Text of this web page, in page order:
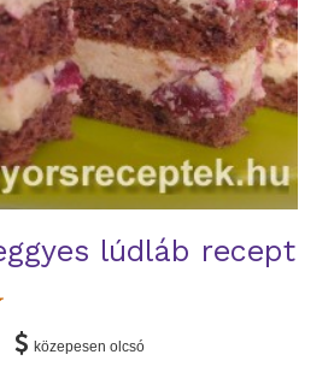
lúdláb recept
közepesen olcsó